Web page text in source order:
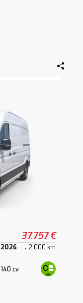
37.757 €
2026 2.000 km
140 cv